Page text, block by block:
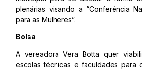
plenárias visando a “Conferência
para as Mulheres”.
Bolsa
A vereadora Vera Botta quer
escolas técnicas e faculdades para